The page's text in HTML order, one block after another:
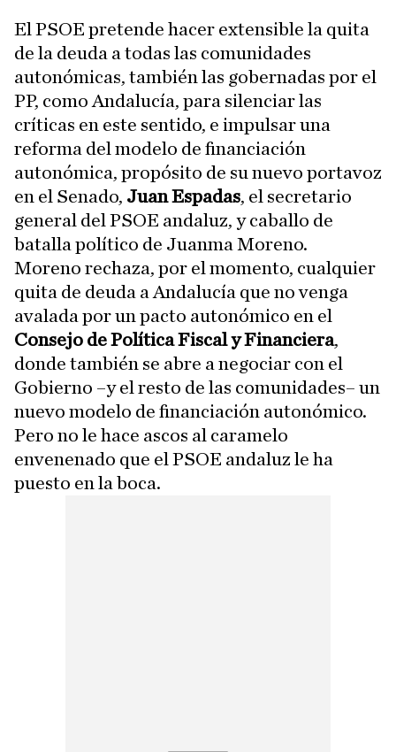
El PSOE pretende hacer extensible la quita
de la deuda a todas las comunidades
autonómicas, también las gobernadas por el
PP, como Andalucía, para silenciar las
críticas en este sentido, e impulsar una
reforma del modelo de financiación
autonómica, propósito de su nuevo portavoz
en el Senado, Juan Espadas, el secretario
general del PSOE andaluz, y caballo de
batalla político de Juanma Moreno.
Moreno rechaza, por el momento, cualquier
quita de deuda a Andalucía que no venga
avalada por un pacto autonómico en el
Consejo de Política Fiscal y Financiera,
donde también se abre a negociar con el
Gobierno –y el resto de las comunidades– un
nuevo modelo de financiación autonómico.
Pero no le hace ascos al caramelo
envenenado que el PSOE andaluz le ha
puesto en la boca.